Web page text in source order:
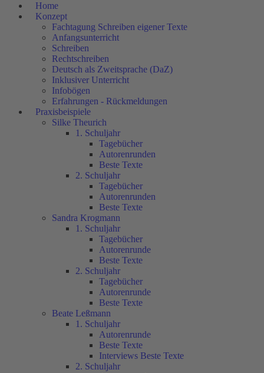
Home
Konzept
Fachtagung Schreiben eigener Texte
Anfangsunterricht
Schreiben
Rechtschreiben
Deutsch als Zweitsprache (DaZ)
Inklusiver Unterricht
Infobögen
Erfahrungen - Rückmeldungen
Praxisbeispiele
Silke Theurich
1. Schuljahr
Tagebücher
Autorenrunden
Beste Texte
2. Schuljahr
Tagebücher
Autorenrunden
Beste Texte
Sandra Krogmann
1. Schuljahr
Tagebücher
Autorenrunde
Beste Texte
2. Schuljahr
Tagebücher
Autorenrunde
Beste Texte
Beate Leßmann
1. Schuljahr
Autorenrunde
Beste Texte
Interviews Beste Texte
2. Schuljahr